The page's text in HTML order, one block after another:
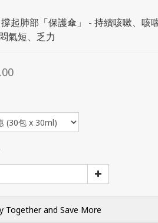
起肺部「保護傘」 - 持續咳嗽、咳
氣短、乏力
Together and Save More